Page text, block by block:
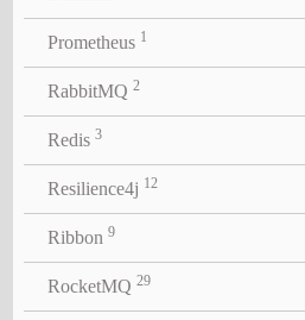
Prometheus 1
RabbitMQ 2
Redis 3
Resilience4j 12
Ribbon 9
RocketMQ 29